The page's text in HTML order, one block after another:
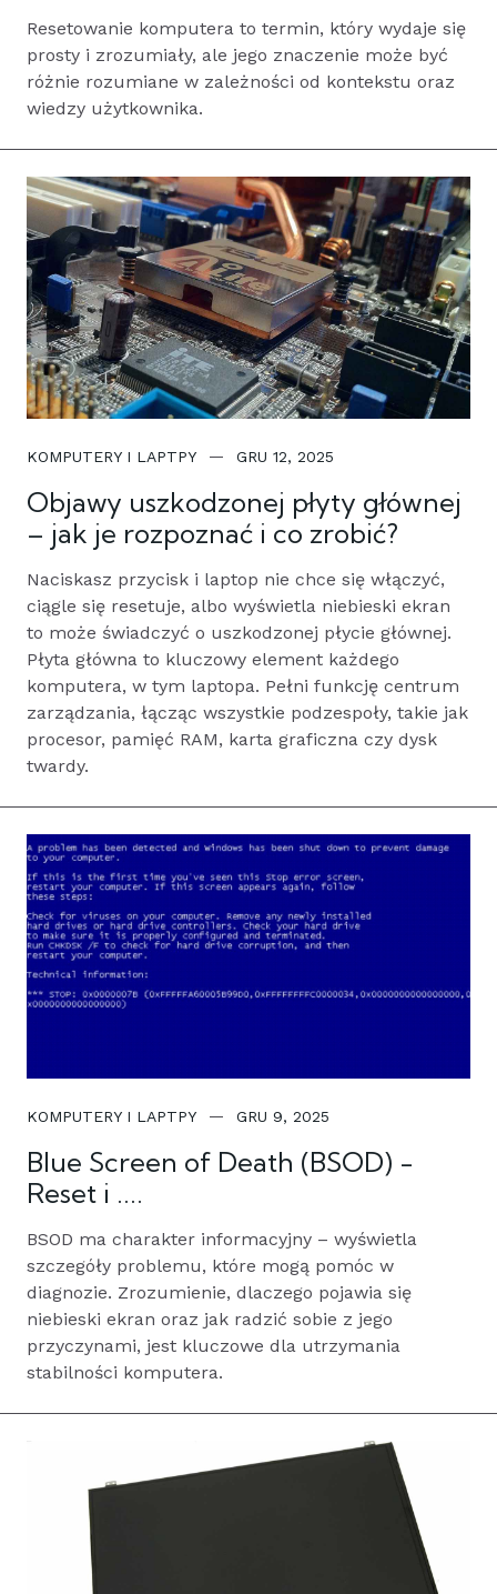
Resetowanie komputera to termin, który wydaje się
prosty i zrozumiały, ale jego znaczenie może być
różnie rozumiane w zależności od kontekstu oraz
wiedzy użytkownika.
KOMPUTERY I LAPTPY GRU 12, 2025
Objawy uszkodzonej płyty głównej
– jak je rozpoznać i co zrobić?
Naciskasz przycisk i laptop nie chce się włączyć,
ciągle się resetuje, albo wyświetla niebieski ekran
to może świadczyć o uszkodzonej płycie głównej.
Płyta główna to kluczowy element każdego
komputera, w tym laptopa. Pełni funkcję centrum
zarządzania, łącząc wszystkie podzespoły, takie jak
procesor, pamięć RAM, karta graficzna czy dysk
twardy.
KOMPUTERY I LAPTPY GRU 9, 2025
Blue Screen of Death (BSOD) -
Reset i ....
BSOD ma charakter informacyjny – wyświetla
szczegóły problemu, które mogą pomóc w
diagnozie. Zrozumienie, dlaczego pojawia się
niebieski ekran oraz jak radzić sobie z jego
przyczynami, jest kluczowe dla utrzymania
stabilności komputera.